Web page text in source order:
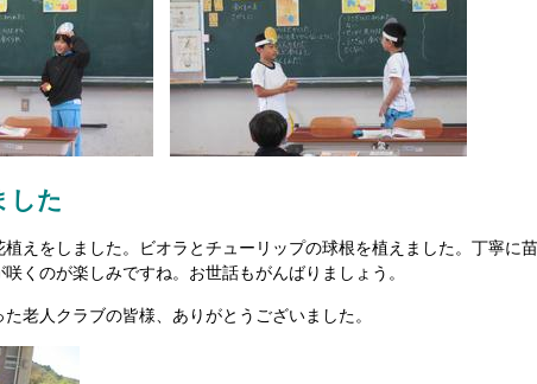
した
えをしました。ビオラとチューリップの球根を植えました。丁寧に
くのが楽しみですね。お世話もがんばりましょう。
老人クラブの皆様、ありがとうございました。